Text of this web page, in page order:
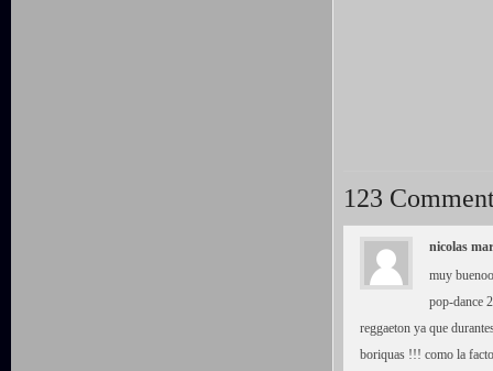
123
nicolas
muy
pop-dance
reggaeton ya que
boriquas !!! como la